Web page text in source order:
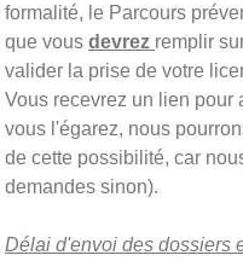
formalité, le Parcours
que vous devrez remplir
valider la prise de votre
Vous recevrez un lien pour
vous l'égarez, nous
de cette possibilité, car
demandes sinon).
Délai d'envoi des dossiers